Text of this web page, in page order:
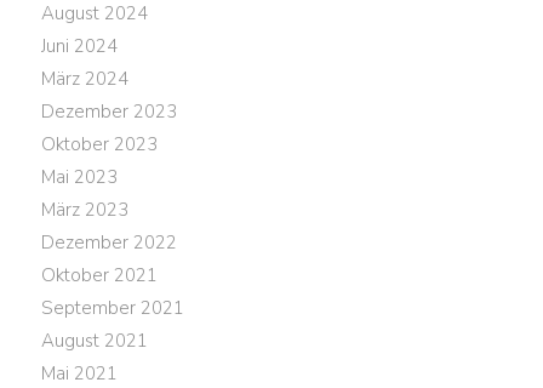
August 2024
Juni 2024
März 2024
Dezember 2023
Oktober 2023
Mai 2023
März 2023
Dezember 2022
Oktober 2021
September 2021
August 2021
Mai 2021